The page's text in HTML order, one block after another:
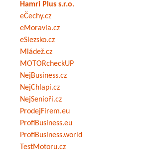
Hamri Plus s.r.o.
eČechy.cz
eMoravia.cz
eSlezsko.cz
Mládež.cz
MOTORcheckUP
NejBusiness.cz
NejChlapi.cz
NejSenioři.cz
ProdejFirem.eu
ProfiBusiness.eu
ProfiBusiness.world
TestMotoru.cz